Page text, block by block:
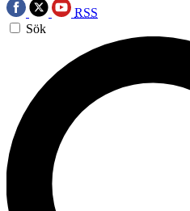
RSS
Sök